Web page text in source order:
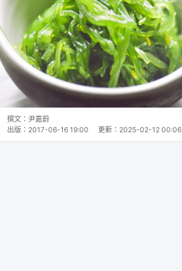
撰文： 尹嘉蔚
出版： 2017-06-16 19:00 更新： 2025-02-12 00:06